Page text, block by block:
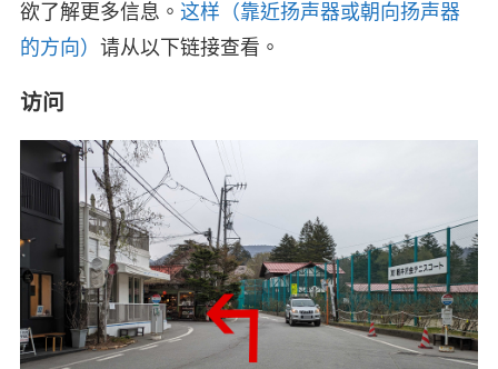
欲了解更多信息。 这样（靠近扬声器或朝向扬声器
的方向） 请从以下链接查看。
访问